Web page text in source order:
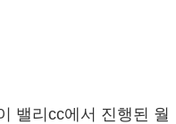
밸리cc에서 진행된 월